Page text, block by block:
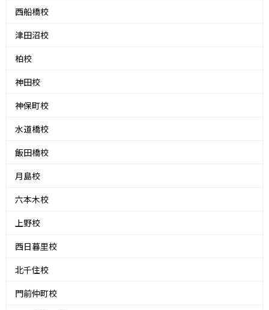
西船橋校
津田沼校
柏校
神田校
神保町校
水道橋校
飯田橋校
月島校
六本木校
上野校
西日暮里校
北千住校
門前仲町校